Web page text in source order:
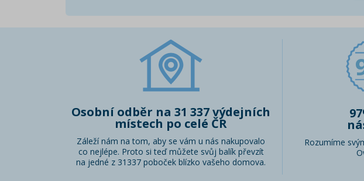
Osobní odběr na 31 337 výdejních
místech po celé ČR
Záleží nám na tom, aby se vám u nás nakupovalo
co nejlépe. Proto si teď můžete svůj balík převzít
na jedné z 31337 poboček blízko vašeho domova.
Rozumíme